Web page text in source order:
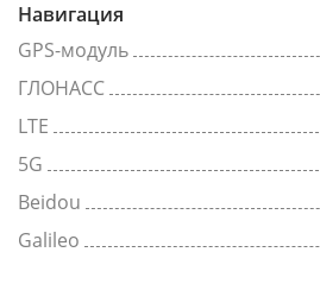
Навигация
GPS-модуль
ГЛОНАСС
LTE
5G
Beidou
Galileo